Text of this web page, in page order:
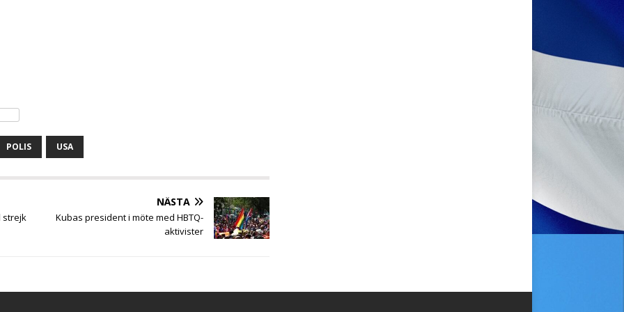
POLIS USA
strejk
NÄSTA
Kubas president i möte med HBTQ-
aktivister